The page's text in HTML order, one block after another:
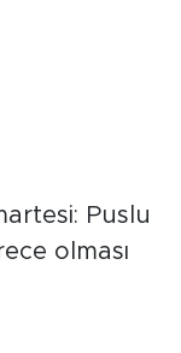
Puslu
olması